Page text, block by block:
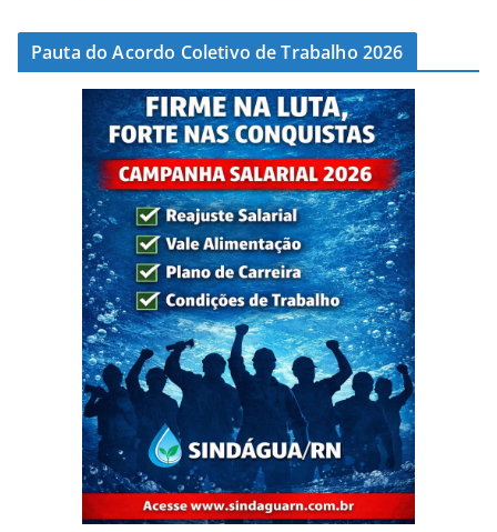
Pauta do Acordo Coletivo de Trabalho 2026